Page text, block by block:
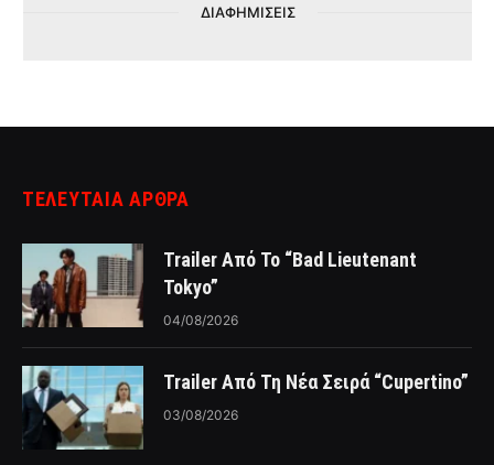
ΔΙΑΦΗΜΙΣΕΙΣ
ΤΕΛΕΥΤΑΙΑ ΑΡΘΡΑ
Trailer Από Το “Bad Lieutenant
Tokyo”
04/08/2026
Trailer Από Τη Νέα Σειρά “Cupertino”
03/08/2026